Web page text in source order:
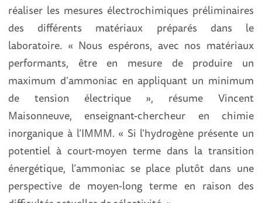
réaliser les mesures électrochimiques préliminaires
des différents matériaux préparés dans le
laboratoire. « Nous espérons, avec nos matériaux
performants, être en mesure de produire un
maximum d’ammoniac en appliquant un minimum
de tension électrique », résume Vincent
Maisonneuve, enseignant-chercheur en chimie
inorganique à l’IMMM. « Si l’hydrogène présente un
potentiel à court-moyen terme dans la transition
énergétique, l’ammoniac se place plutôt dans une
perspective de moyen-long terme en raison des